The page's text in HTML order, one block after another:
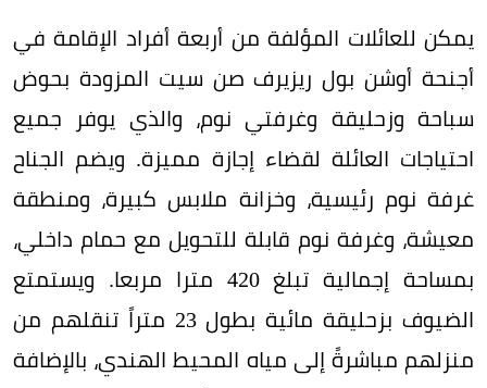
يمكن للعائلات المؤلفة من أربعة أفراد الإقامة في
أجنحة أوشن بول ريزيرف صن سيت المزودة بحوض
سباحة وزحليقة وغرفتي نوم، والذي يوفر جميع
احتياجات العائلة لقضاء إجازة مميزة. ويضم الجناح
غرفة نوم رئيسية، وخزانة ملابس كبيرة، ومنطقة
معيشة، وغرفة نوم قابلة للتحويل مع حمام داخلي،
بمساحة إجمالية تبلغ 420 مترا مربعا. ويستمتع
الضيوف بزحليقة مائية بطول 23 متراً تنقلهم من
منزلهم مباشرةً إلى مياه المحيط الهندي، بالإضافة